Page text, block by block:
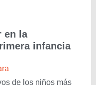
en la
infancia
de los niños más